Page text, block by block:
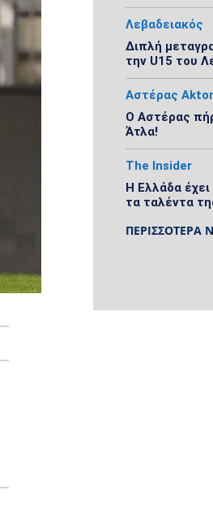
Λεβαδειακός
Διπλή
την U15 του
Αστέρας Aktor
Ο Αστέρας
Άτλα!
The Insider
Η Ελλάδα έχει
τα ταλέντα
ΠΕΡΙΣΣΟΤΕΡΑ